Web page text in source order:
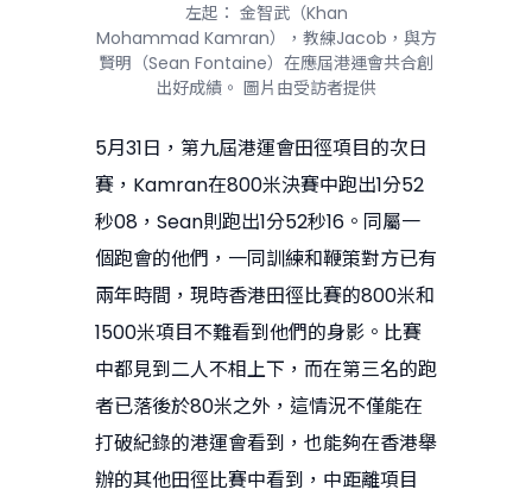
左起： 金智武（Khan
Mohammad Kamran），教練Jacob，與方
賢明（Sean Fontaine）在應屆港運會共合創
出好成績。 圖片由受訪者提供
5月31日，第九屆港運會田徑項目的次日
賽，Kamran在800米決賽中跑出1分52
秒08，Sean則跑出1分52秒16。同屬一
個跑會的他們，一同訓練和鞭策對方已有
兩年時間，現時香港田徑比賽的800米和
1500米項目不難看到他們的身影。比賽
中都見到二人不相上下，而在第三名的跑
者已落後於80米之外，這情況不僅能在
打破紀錄的港運會看到，也能夠在香港舉
辦的其他田徑比賽中看到，中距離項目